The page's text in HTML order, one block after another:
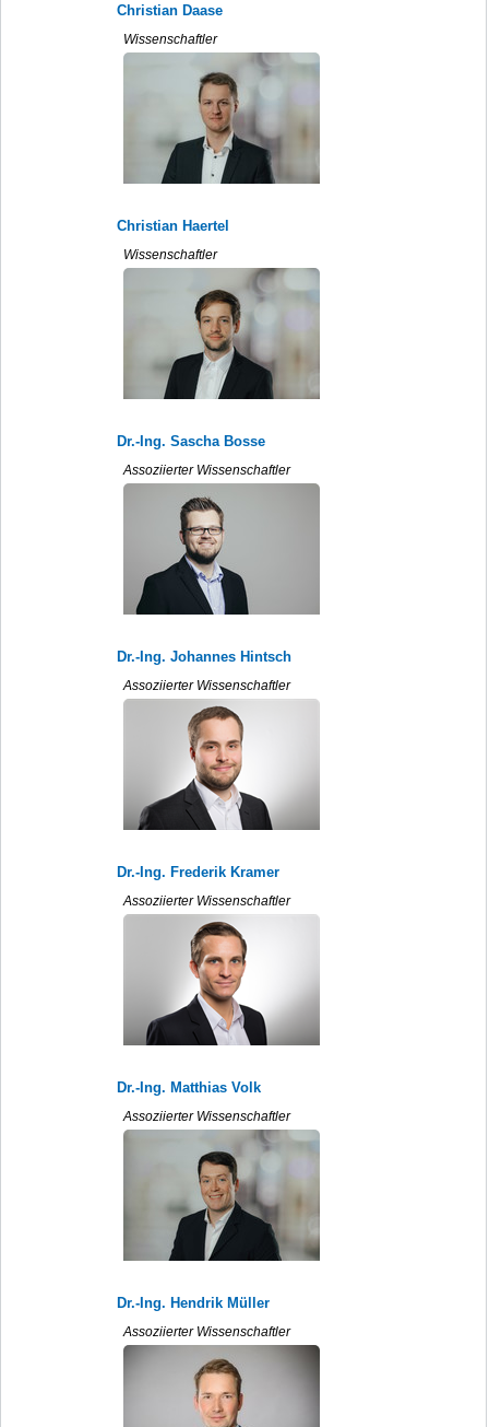
Christian Daase
Wissenschaftler
Christian Haertel
Wissenschaftler
Dr.-Ing. Sascha Bosse
Assoziierter Wissenschaftler
Dr.-Ing. Johannes Hintsch
Assoziierter Wissenschaftler
Dr.-Ing. Frederik Kramer
Assoziierter Wissenschaftler
Dr.-Ing. Matthias Volk
Assoziierter Wissenschaftler
Dr.-Ing. Hendrik Müller
Assoziierter Wissenschaftler